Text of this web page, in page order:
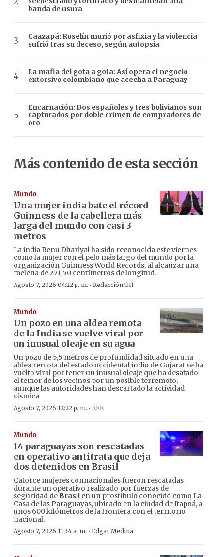
banda de usura
Caazapá: Roselín murió por asfixia y la violencia
sufrió tras su deceso, según autopsia
La mafia del gota a gota: Así opera el negocio
extorsivo colombiano que acecha a Paraguay
Encarnación: Dos españoles y tres bolivianos son
capturados por doble crimen de compradores de
oro
Más contenido de esta sección
Mundo
Una mujer india bate el récord
Guinness de la cabellera más
larga del mundo con casi 3
metros
La india Renu Dhariyal ha sido reconocida este viernes
como la mujer con el pelo más largo del mundo por la
organización Guinness World Records, al alcanzar una
melena de 271,50 centímetros de longitud.
Agosto 7, 2026 04:22 p. m. · Redacción ÚH
Mundo
Un pozo en una aldea remota
de la India se vuelve viral por
un inusual oleaje en su agua
Un pozo de 5,5 metros de profundidad situado en una
aldea remota del estado occidental indio de Gujarat se ha
vuelto viral por tener un inusual oleaje que ha desatado
el temor de los vecinos por un posible terremoto,
aunque las autoridades han descartado la actividad
sísmica.
Agosto 7, 2026 12:22 p. m. · EFE
Mundo
14 paraguayas son rescatadas
en operativo antitrata que deja
dos detenidos en Brasil
Catorce mujeres connacionales fueron rescatadas
durante un operativo realizado por fuerzas de
seguridad de Brasilen un prostíbulo conocido como La
Casa de las Paraguayas, ubicado en la ciudad de Itapoá, a
unos 600 kilómetros de la frontera con el territorio
nacional.
Agosto 7, 2026 11:34 a. m. · Edgar Medina